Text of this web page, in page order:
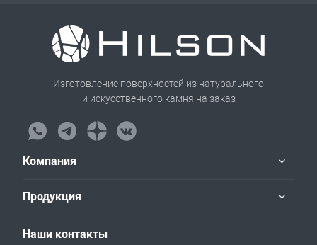
Изготовление поверхностей из натурального
и искусственного камня на заказ
Компания
Продукция
Наши контакты